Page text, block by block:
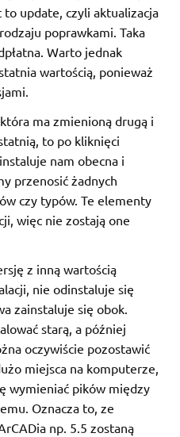
update, czyli aktualizacja
poprawkami. Taka
Warto jednak
wartością, ponieważ
ma zmienioną drugą i
to po kliknięci
nam obecna i
przenosić żadnych
czy typów. Te elementy
więc nie zostają one
z inną wartością
nie odinstaluje się
zainstaluje się obok.
starą, a później
oczywiście pozostawić
miejsca na komputerze,
wymieniać pików między
Oznacza to, ze
np. 5.5 zostaną